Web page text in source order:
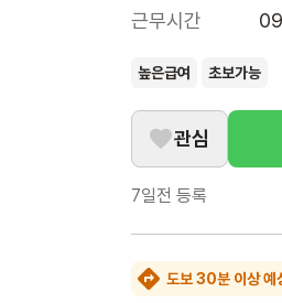
근무시간
높은급여 초보가능
관심
7일전 등록
도보 30분 이상 예